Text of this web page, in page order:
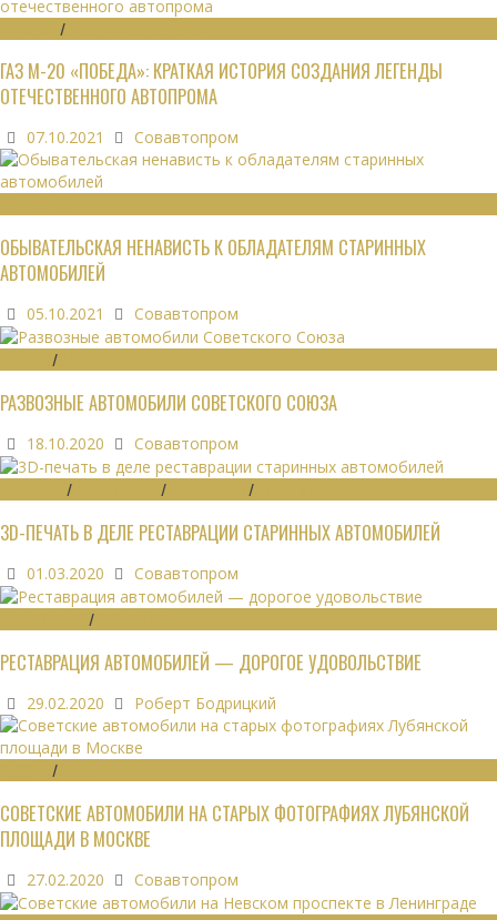
/
ГАЗ М-20 «ПОБЕДА»: КРАТКАЯ ИСТОРИЯ СОЗДАНИЯ ЛЕГЕНДЫ
ОТЕЧЕСТВЕННОГО АВТОПРОМА
07.10.2021 Совавтопром
ОБЫВАТЕЛЬСКАЯ НЕНАВИСТЬ К ОБЛАДАТЕЛЯМ СТАРИННЫХ
АВТОМОБИЛЕЙ
05.10.2021 Совавтопром
/
РАЗВОЗНЫЕ АВТОМОБИЛИ СОВЕТСКОГО СОЮЗА
18.10.2020 Совавтопром
/ / /
3D-ПЕЧАТЬ В ДЕЛЕ РЕСТАВРАЦИИ СТАРИННЫХ АВТОМОБИЛЕЙ
01.03.2020 Совавтопром
/
РЕСТАВРАЦИЯ АВТОМОБИЛЕЙ — ДОРОГОЕ УДОВОЛЬСТВИЕ
29.02.2020 Роберт Бодрицкий
/
СОВЕТСКИЕ АВТОМОБИЛИ НА СТАРЫХ ФОТОГРАФИЯХ ЛУБЯНСКОЙ
ПЛОЩАДИ В МОСКВЕ
27.02.2020 Совавтопром